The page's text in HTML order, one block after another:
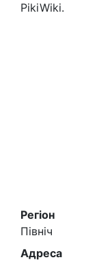
PikiWiki.
Регіон
Північ
Адреса